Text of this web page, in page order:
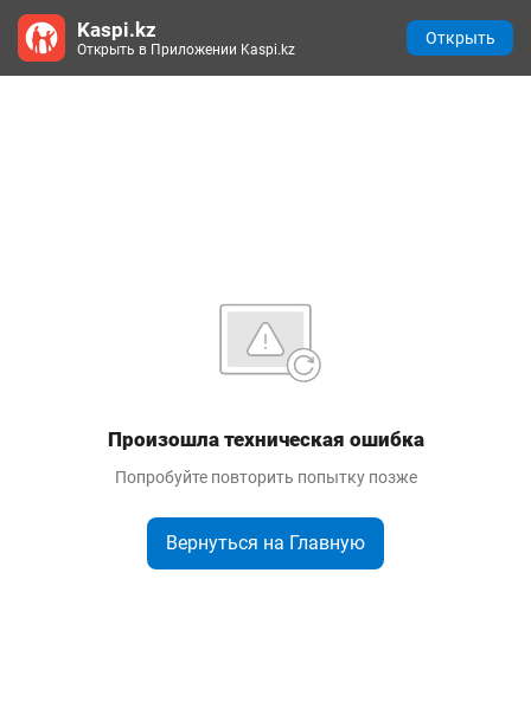
Произошла техническая ошибка
Попробуйте повторить попытку позже
Вернуться на Главную
Kaspi.kz
Открыть в Приложении Kaspi.kz
Открыть